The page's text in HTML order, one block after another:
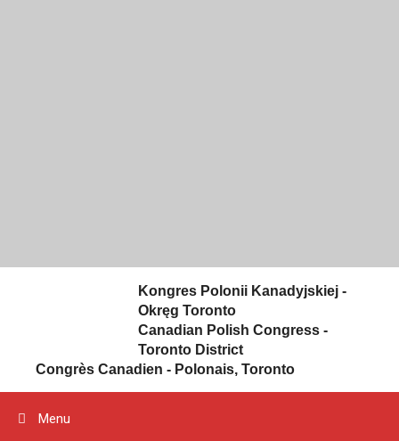
Kongres Polonii Kanadyjskiej -
Okręg Toronto
Canadian Polish Congress -
Toronto District
Congrès Canadien - Polonais, Toronto
Menu